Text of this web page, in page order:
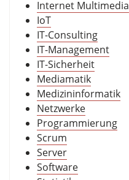
Internet Multimedia
IoT
IT-Consulting
IT-Management
IT-Sicherheit
Mediamatik
Medizininformatik
Netzwerke
Programmierung
Scrum
Server
Software